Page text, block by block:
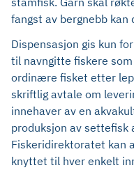
fangst av bergnebb
Dispensasjon gis kun
til navngitte fiskere
ordinære fisket etter
skriftlig avtale om
innehaver av en
produksjon av settefisk
Fiskeridirektoratet kan
knyttet til hver enkelt